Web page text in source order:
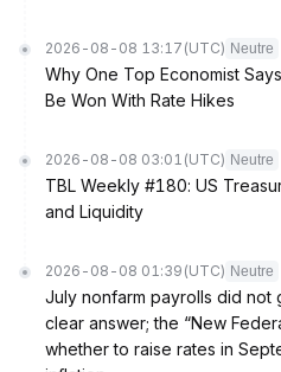
2026-08-08 13:17 (UTC) Neutre
Why One Top Economist
Be Won With Rate Hikes
2026-08-08 03:01 (UTC) Neutre
TBL Weekly #180: US
and Liquidity
2026-08-08 01:39 (UTC) Neutre
July nonfarm payrolls did not
clear answer; the “New
whether to raise rates in